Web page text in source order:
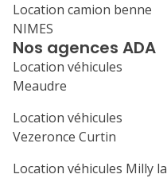
1
7 8
21
Nos agences ADA
Location véhicules
Meaudre
Location véhicules
Vezeronce Curtin
Location véhicules Milly la
Location camion benne
NIMES